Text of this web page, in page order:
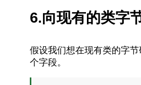
6.向现有的类字
假设我们想在现有类的字
个字段。